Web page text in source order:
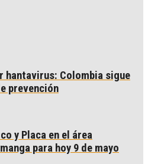
hantavirus: Colombia sigue
prevención
y Placa en el área
para hoy 9 de mayo